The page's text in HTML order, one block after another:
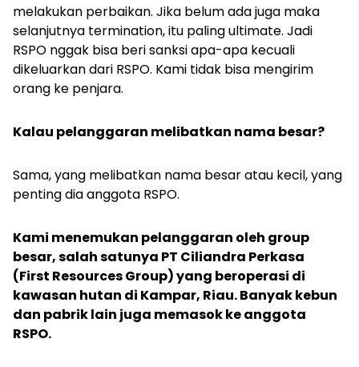
melakukan perbaikan. Jika belum ada juga maka
selanjutnya termination, itu palingultimate. Jadi
RSPO nggak bisa beri sanksi apa-apa kecuali
dikeluarkan dari RSPO. Kami tidak bisa mengirim
orang ke penjara.
Kalau pelanggaran melibatkan nama besar?
Sama, yang melibatkan nama besar atau kecil, yang
penting dia anggota RSPO.
Kami menemukan pelanggaran oleh group
besar, salah satunya PT Ciliandra Perkasa
(First Resources Group) yang beroperasi di
kawasan hutan di Kampar, Riau. Banyak kebun
dan pabrik lain juga memasok ke anggota
RSPO.